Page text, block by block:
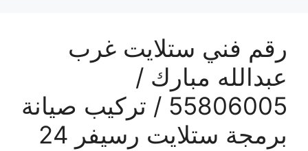
رقم فني ستلايت غرب
عبدالله مبارك /
55806005 / تركيب صيانة
برمجة ستلايت رسيفر 24